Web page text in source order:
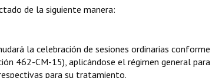
de la siguiente manera:
la celebración de sesiones ordinarias conforme
462-CM-15), aplicándose el régimen general para
para su tratamiento.